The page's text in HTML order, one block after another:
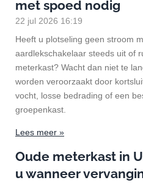
met spoed nodig
22 jul 2026 16:19
Heeft u plotseling geen stroom
aardlekschakelaar steeds uit of
meterkast? Wacht dan niet te
worden veroorzaakt door
vocht, losse bedrading of een
groepenkast.
Lees meer »
Oude meterkast in
u wanneer